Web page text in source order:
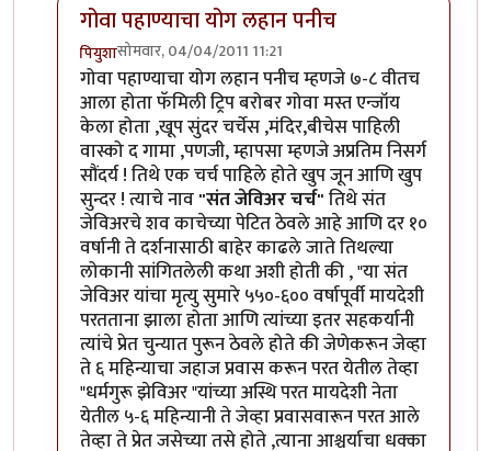
गोवा पहाण्याचा योग लहान पनीच
पियुशासोमवार, 04/04/2011 11:21
In reply toअभिनंदन.. लवकर येऊ द्याbyयोगप्रभू
गोवा पहाण्याचा योग लहान पनीच म्हणजे ७-८ वीतच
आला होता फॅमिली ट्रिप बरोबर गोवा मस्त एन्जॉय
केला होता ,खूप सुंदर चर्चेस ,मंदिर,बीचेस पाहिली
वास्को द गामा ,पणजी, म्हापसा म्हणजे अप्रतिम निसर्ग
सौंदर्य ! तिथे एक चर्च पाहिले होते खुप जून आणि खुप
सुन्दर ! त्याचे नाव"संत जेविअर चर्च"तिथे संत
जेविअरचे शव काचेच्या पेटित ठेवले आहे आणि दर १०
वर्षानी ते दर्शनासाठी बाहेर काढले जाते तिथल्या
लोकानी सांगितलेली कथा अशी होती की , "या संत
जेविअर यांचा मृत्यु सुमारे ५५०-६०० वर्षापूर्वी मायदेशी
परतताना झाला होता आणि त्यांच्या इतर सहकर्यानी
त्यांचे प्रेत चुन्यात पुरून ठेवले होते की जेणेकरून जेव्हा
ते ६ महिन्याचा जहाज प्रवास करून परत येतील तेव्हा
"धर्मगुरू झेविअर "यांच्या अस्थि परत मायदेशी नेता
येतील ५-६ महिन्यानी ते जेव्हा प्रवासवारून परत आले
तेव्हा ते प्रेत जसेच्या तसे होते ,त्याना आश्चर्याचा धक्का